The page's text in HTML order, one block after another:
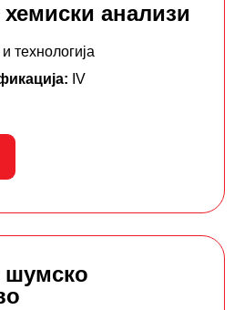
анализи
технологија
IV
шумско